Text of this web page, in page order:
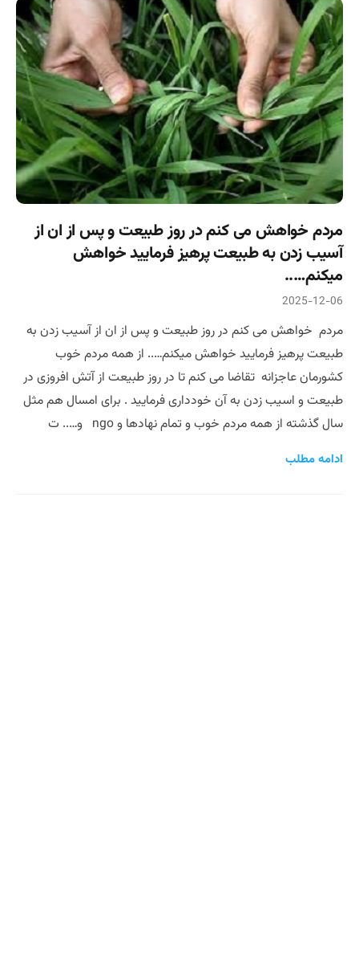
مردم خواهش می کنم در روز طبیعت و پس از ان از
آسیب زدن به طبیعت پرهیز فرمایید خواهش
میکنم…..
2025-12-06
مردم خواهش می کنم در روز طبیعت و پس از ان از آسیب زدن به
طبیعت پرهیز فرمایید خواهش میکنم….. از همه مردم خوب
کشورمان عاجزانه تقاضا می کنم تا در روز طبیعت از آتش افروزی در
طبیعت و اسیب زدن به آن خودداری فرمایید . برای امسال هم مثل
سال گذشته از همه مردم خوب و تمام نهادها و ngo و….. ت
ادامه مطلب